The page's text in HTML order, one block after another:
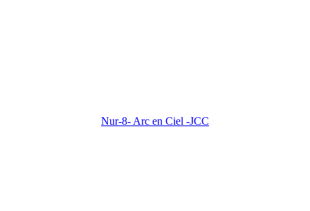
Nur-8- Arc en Ciel -JCC